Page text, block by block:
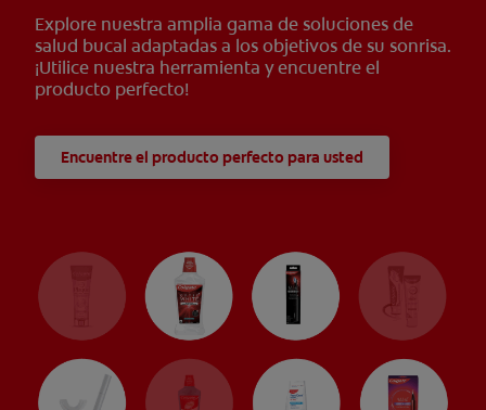
Explore nuestra amplia gama de soluciones de
salud bucal adaptadas a los objetivos de su sonrisa.
¡Utilice nuestra herramienta y encuentre el
producto perfecto!
Encuentre el producto perfecto para usted